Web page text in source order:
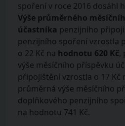
spoření v roce 2016 dosáhl
Výše průměrného
účastníka penzijního
penzijního spoření vzrostla
o 22 Kč na hodnotu 620 Kč,
výše měsíčního příspěvku
připojištění vzrostla o 17 Kč
průměrná výše měsíčního
doplňkového penzijního
na hodnotu 741 Kč.